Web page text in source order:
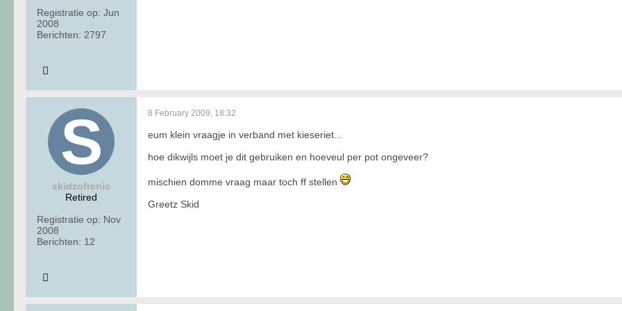
Registratie op: Jun
2008
Berichten: 2797
skidzofrenic
Retired
Registratie op: Nov
2008
Berichten: 12
8 February 2009, 18:32
eum klein vraagje in verband met kieseriet...
hoe dikwijls moet je dit gebruiken en hoeveul per pot ongeveer?
mischien domme vraag maar toch ff stellen
Greetz Skid